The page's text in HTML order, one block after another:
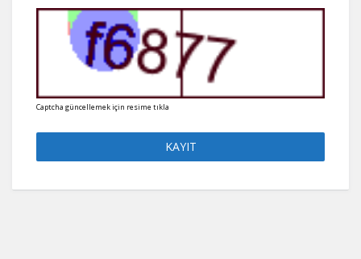
Captcha güncellemek için resime tıkla